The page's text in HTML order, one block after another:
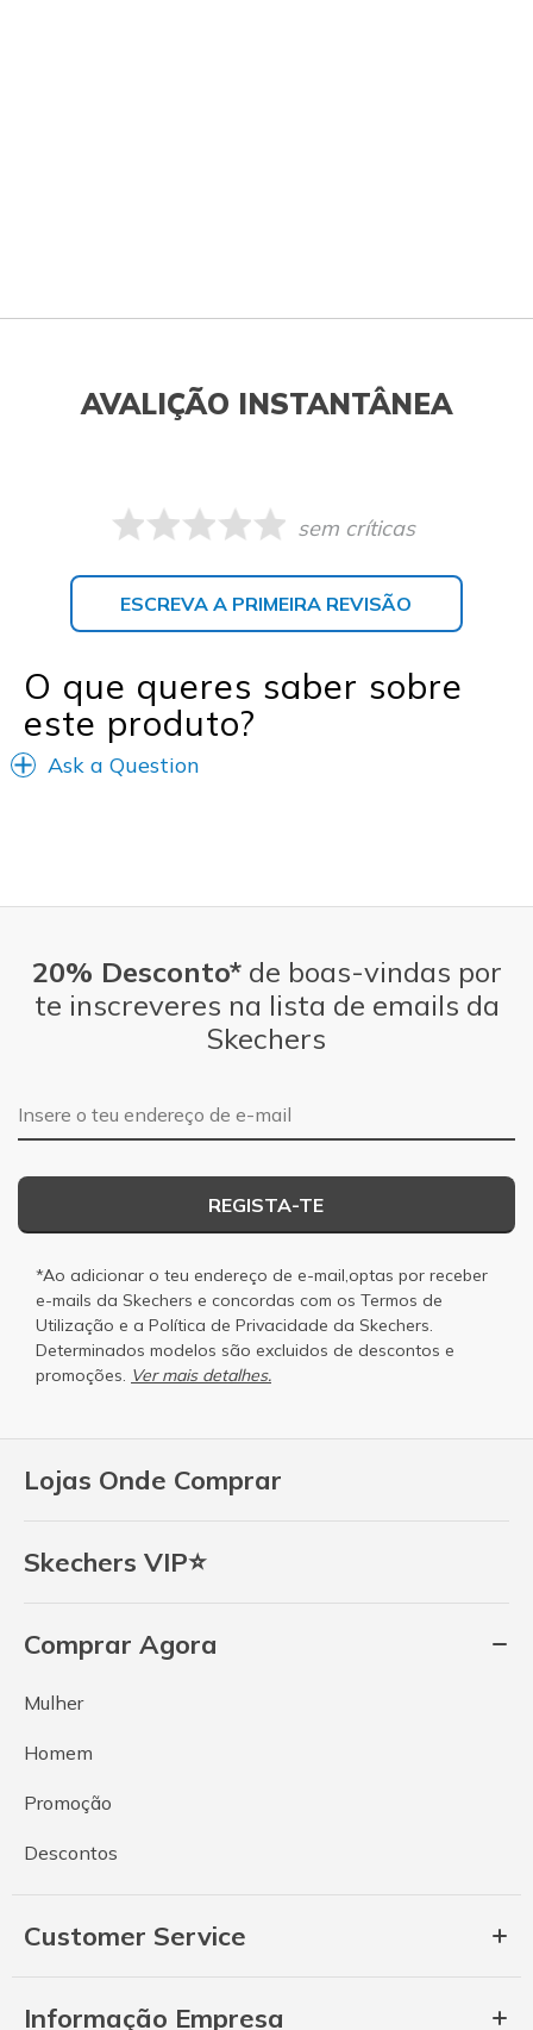
AVALIÇÃO INSTANTÂNEA
sem críticas
ESCREVA A PRIMEIRA REVISÃO
O que queres saber sobre
este produto?
Ask a Question
Lojas Onde Comprar
Skechers VIP⭐
Comprar Agora
Mulher
Homem
Promoção
Descontos
Customer Service
Informação Empresa
20% Desconto*de boas-vindas por
te inscreveres na lista de emails da
Skechers
Endereço de e-mail
REGISTA-TE
*Ao adicionar o teu endereço de e-mail,optas por receber
e-mails da Skechers e concordas com os Termos de
Utilização e a Política de Privacidade da Skechers.
Determinados modelos são excluidos de descontos e
promoções. Ver mais detalhes.